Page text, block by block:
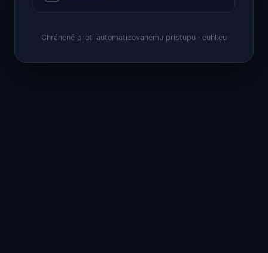
Chránené proti automatizovanému prístupu · euhl.eu